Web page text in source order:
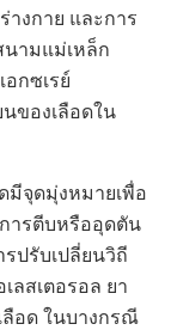
างกาย และการ
นามแม่เหล็ก
กซเรย์
นของเลือดใน
มีจุดมุ่งหมายเพื่อ
ารตีบหรืออุดตัน
ปรับเปลี่ยนวิถี
ลสเตอรอล ยา
ลือด ในบางกรณี